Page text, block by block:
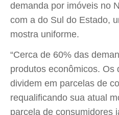
demanda por imóveis no
com a do Sul do Estado,
mostra uniforme.
“Cerca de 60% das
produtos econômicos. Os
dividem em parcelas de
requalificando sua atual
parcela de consumidores